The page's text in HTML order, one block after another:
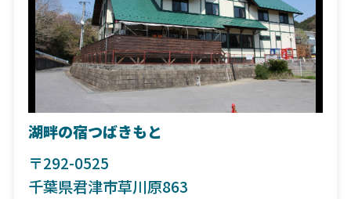
湖畔の宿つばきもと
〒292-0525
千葉県君津市草川原863